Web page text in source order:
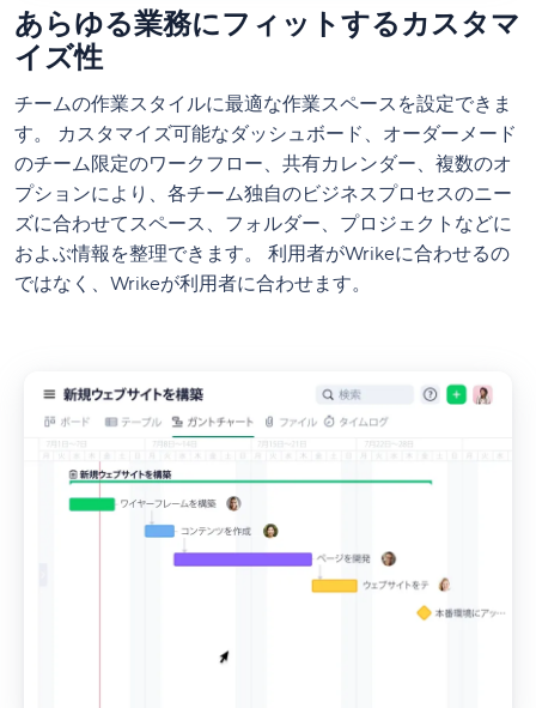
あらゆる業務にフィットするカスタマ
イズ性
チームの作業スタイルに最適な作業スペースを設定できま
す。 カスタマイズ可能なダッシュボード、オーダーメード
のチーム限定のワークフロー、共有カレンダー、複数のオ
プションにより、各チーム独自のビジネスプロセスのニー
ズに合わせてスペース、フォルダー、プロジェクトなどに
およぶ情報を整理できます。 利用者がWrikeに合わせるの
ではなく、Wrikeが利用者に合わせます。